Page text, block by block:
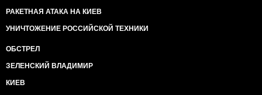
РАКЕТНАЯ АТАКА НА КИЕВ
УНИЧТОЖЕНИЕ РОССИЙСКОЙ ТЕХНИКИ
ОБСТРЕЛ
ЗЕЛЕНСКИЙ ВЛАДИМИР
КИЕВ